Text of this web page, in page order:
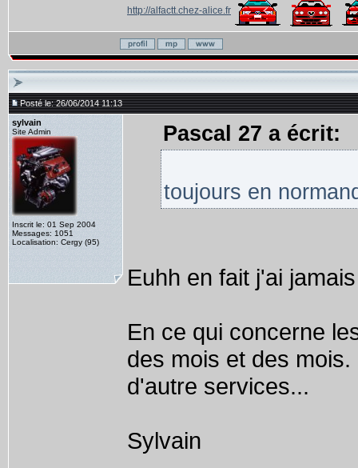
http://alfactt.chez-alice.fr
Posté le: 26/06/2014 11:13
sylvain
Site Admin
Inscrit le: 01 Sep 2004
Messages: 1051
Localisation: Cergy (95)
Pascal 27 a écrit:
toujours en
Euhh en fait j'ai
En ce qui concerne
des mois et des
d'autre services...
Sylvain